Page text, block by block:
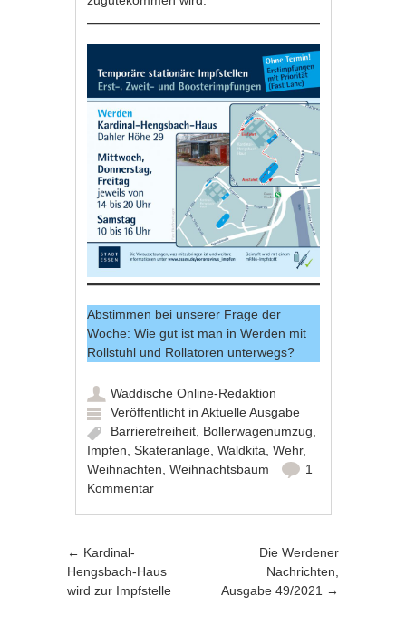
Abstimmen bei unserer Frage der
Woche: Wie gut ist man in Werden mit
Rollstuhl und Rollatoren unterwegs?
Waddische Online-Redaktion
Veröffentlicht inAktuelle Ausgabe
Barrierefreiheit Bollerwagenumzug
Impfen ,Skateranlage ,Waldkita ,Wehr,
Weihnachten ,Weihnachtsbaum
1
Kommentar
Artikel-Navigation
← Kardinal-
Hengsbach-Haus
wird zur Impfstelle
Die Werdener
Nachrichten,
Ausgabe 49/2021 →